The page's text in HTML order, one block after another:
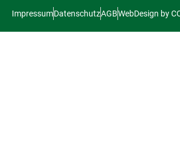
ImpressumDatenschutzAGBWebDesign by